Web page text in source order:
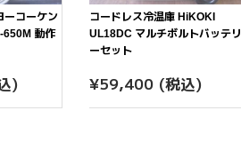
ーコーケン
650M 動作
)
コードレス冷温庫 HiKOKI
UL18DC マルチボルトバッテリ
ーセット
通
常
¥59,400 ¥59,400
(税込)